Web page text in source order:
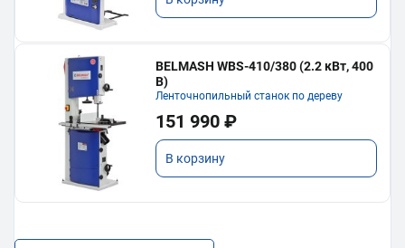
BELMASH WBS-410/380 (2.2 кВт, 400
В)
Ленточнопильный станок по дереву
151 990 ₽
В корзину